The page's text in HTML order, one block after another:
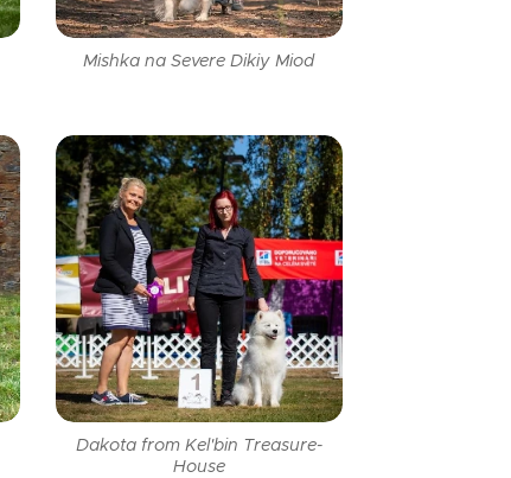
Mishka na Severe Dikiy Miod
Dakota from Kel'bin Treasure-
House